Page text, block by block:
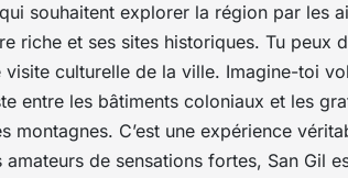
souhaitent explorer la région par les
riche et ses sites historiques. Tu peux
visite culturelle de la ville. Imagine-toi
entre les bâtiments coloniaux et les
montagnes. C’est une expérience
amateurs de sensations fortes, San Gil